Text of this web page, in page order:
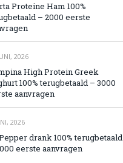
Proteine Ham 100%
– 2000 eerste
2026
High Protein Greek
100% terugbetaald – 3000
aanvragen
2026
drank 100% terugbetaald
eerste aanvragen